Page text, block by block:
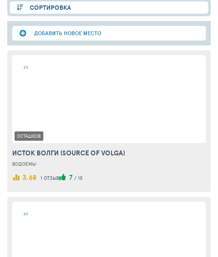
СОРТИРОВКА
ДОБАВИТЬ НОВОЕ МЕСТО
25
ОСТАШКОВ
ИСТОК ВОЛГИ (SOURCE OF VOLGA)
ВОДОЕМЫ
3.68 1 ОТЗЫВ 7 / 15
49